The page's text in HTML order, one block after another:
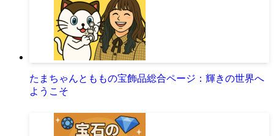
たまちゃんとももの宝飾品総合ページ：輝きの世界へ
ようこそ